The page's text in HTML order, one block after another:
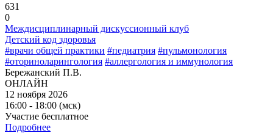
631
0
Междисциплинарный дискуссионный клуб
Детский код здоровья
#врачи общей практики #педиатрия #пульмонология
#оториноларингология #аллергология и иммунология
Бережанский П.В.
ОНЛАЙН
12 ноября 2026
16:00 - 18:00 (мск)
Участие бесплатное
Подробнее